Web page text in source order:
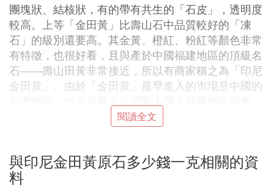
團塊狀、結核狀，有的帶有共生的「石皮」，透明度
較高。上等「金田黃」比壽山石中品質較好的「凍
石」的級別還要高。其金黃、橙紅、粉紅等顏色非常
有特徵，也很好看，且與產於中國福建地區的頂級名
石——壽山田黃非常接近，所以有商家稱之為「印尼
金田黃」。由於「金田黃」最早進入的市場是中國的
的，因此也有「台灣金田黃」的說法。金田黃 金田
的特別興趣，也沒有什麼大的轟動。但是，近兩年來
「金田黃」再次進入福建地區後，身價便陡然暴漲：
閱讀全文
與印尼金田黃原石多少錢一克相關的資
料